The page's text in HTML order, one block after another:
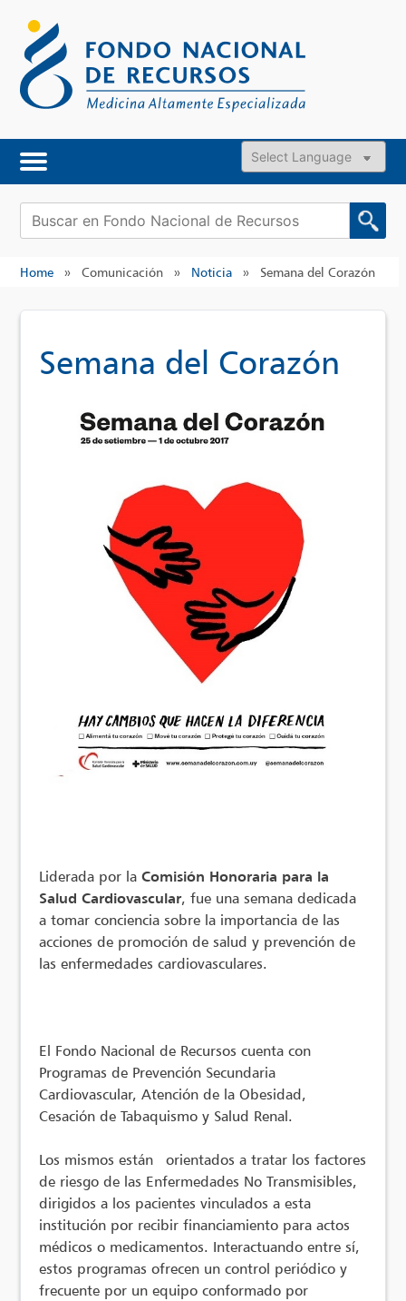
content
Powered by
Buscar:
Home » Comunicación » Noticia » Semana del Corazón
Semana del Corazón
Liderada por laComisión Honoraria para la
Salud Cardiovascular, fue una semana dedicada
a tomar conciencia sobre la importancia de las
acciones de promoción de salud y prevención de
las enfermedades cardiovasculares.
El Fondo Nacional de Recursos cuenta con
Programas de Prevención Secundaria
Cardiovascular, Atención de la Obesidad,
Cesación de Tabaquismo y Salud Renal.
Los mismos están orientados a tratar los factores
de riesgo de las Enfermedades No Transmisibles,
dirigidos a los pacientes vinculados a esta
institución por recibir financiamiento para actos
médicos o medicamentos. Interactuando entre sí,
estos programas ofrecen un control periódico y
frecuente por un equipo conformado por